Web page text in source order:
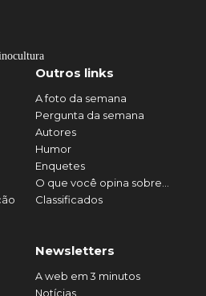
Outros links
A foto da semana
Pergunta da semana
Autores
Humor
Enquetes
O que você opina sobre...
Classificados
Newsletters
A web em 3 minutos
Notícias